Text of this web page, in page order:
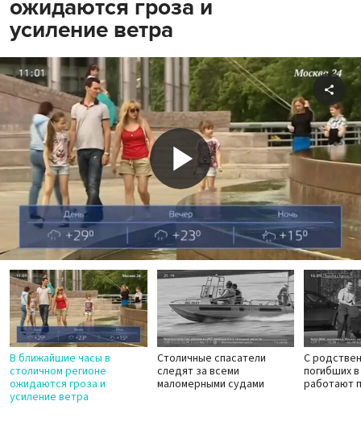
ожидаются гроза и
усиление ветра
Play
Video
В ближайшие часы в
столичном регионе
ожидаются гроза и
усиление ветра
Столичные спасатели
следят за всеми
маломерными судами
С
погибших
работают